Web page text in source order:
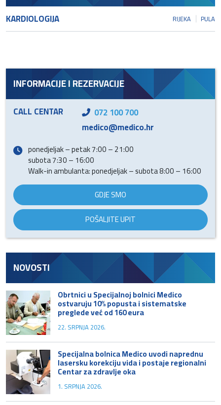
KARDIOLOGIJA RIJEKA PULA
INFORMACIJE I REZERVACIJE
CALL CENTAR
072 100 700
medico@medico.hr
ponedjeljak – petak 7:00 – 21:00
subota 7:30 – 16:00
Walk-in ambulanta: ponedjeljak – subota 8:00 – 16:00
GDJE SMO
POŠALJITE UPIT
NOVOSTI
Obrtnici u Specijalnoj bolnici Medico
ostvaruju 10% popusta i sistematske
preglede već od 160 eura
22. SRPNJA 2026.
Specijalna bolnica Medico uvodi naprednu
lasersku korekciju vida i postaje regionalni
Centar za zdravlje oka
1. SRPNJA 2026.